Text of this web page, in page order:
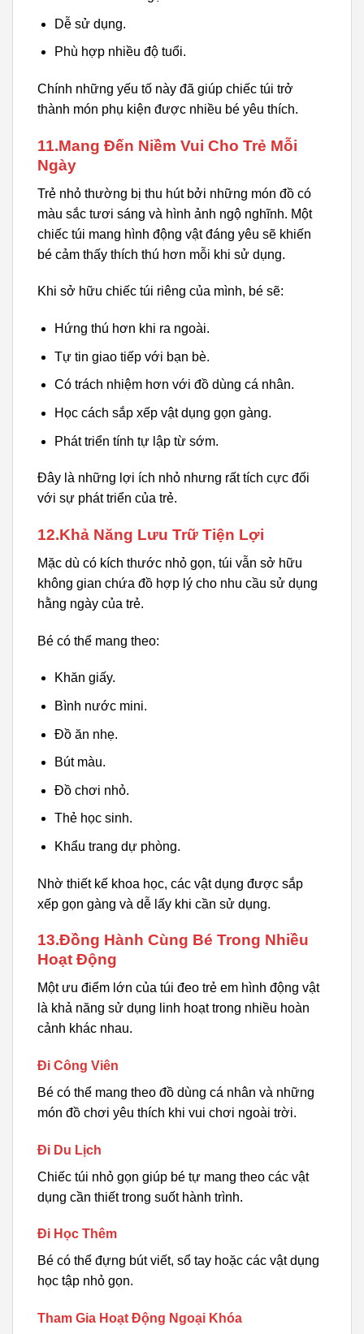
Dễ sử dụng.
Phù hợp nhiều độ tuổi.
Chính những yếu tố này đã giúp chiếc túi trở
thành món phụ kiện được nhiều bé yêu thích.
11.Mang Đến Niềm Vui Cho Trẻ Mỗi
Ngày
Trẻ nhỏ thường bị thu hút bởi những món đồ có
màu sắc tươi sáng và hình ảnh ngộ nghĩnh. Một
chiếc túi mang hình động vật đáng yêu sẽ khiến
bé cảm thấy thích thú hơn mỗi khi sử dụng.
Khi sở hữu chiếc túi riêng của mình, bé sẽ:
Hứng thú hơn khi ra ngoài.
Tự tin giao tiếp với bạn bè.
Có trách nhiệm hơn với đồ dùng cá nhân.
Học cách sắp xếp vật dụng gọn gàng.
Phát triển tính tự lập từ sớm.
Đây là những lợi ích nhỏ nhưng rất tích cực đối
với sự phát triển của trẻ.
12.Khả Năng Lưu Trữ Tiện Lợi
Mặc dù có kích thước nhỏ gọn, túi vẫn sở hữu
không gian chứa đồ hợp lý cho nhu cầu sử dụng
hằng ngày của trẻ.
Bé có thể mang theo:
Khăn giấy.
Bình nước mini.
Đồ ăn nhẹ.
Bút màu.
Đồ chơi nhỏ.
Thẻ học sinh.
Khẩu trang dự phòng.
Nhờ thiết kế khoa học, các vật dụng được sắp
xếp gọn gàng và dễ lấy khi cần sử dụng.
13.Đồng Hành Cùng Bé Trong Nhiều
Hoạt Động
Một ưu điểm lớn của túi đeo trẻ em hình động vật
là khả năng sử dụng linh hoạt trong nhiều hoàn
cảnh khác nhau.
Đi Công Viên
Bé có thể mang theo đồ dùng cá nhân và những
món đồ chơi yêu thích khi vui chơi ngoài trời.
Đi Du Lịch
Chiếc túi nhỏ gọn giúp bé tự mang theo các vật
dụng cần thiết trong suốt hành trình.
Đi Học Thêm
Bé có thể đựng bút viết, sổ tay hoặc các vật dụng
học tập nhỏ gọn.
Tham Gia Hoạt Động Ngoại Khóa